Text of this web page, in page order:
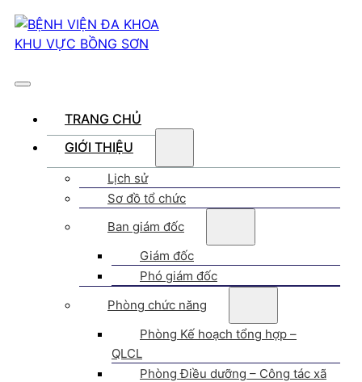
TRANG CHỦ
GIỚI THIỆU
Lịch sử
Sơ đồ tổ chức
Ban giám đốc
Giám đốc
Phó giám đốc
Phòng chức năng
Phòng Kế hoạch tổng hợp –
QLCL
Phòng Điều dưỡng – Công tác xã